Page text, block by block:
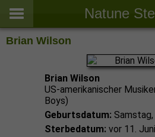
Natune
Brian Wilson
Brian Wilson
US-amerikanischer
Boys)
Geburtsdatum:
Sterbedatum: vor 11.